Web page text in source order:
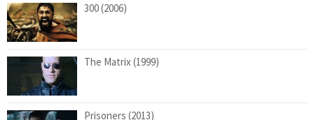
300 (2006)
The Matrix (1999)
Prisoners (2013)